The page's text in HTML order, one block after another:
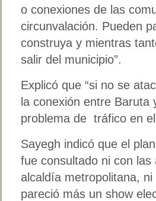
o conexiones de las
circunvalación. Pueden
construya y mientras
salir del municipio”.
Explicó que “si no se
la conexión entre Baruta
problema de tráfico en
Sayegh indicó que el
fue consultado ni con
alcaldía metropolitana,
pareció más un show